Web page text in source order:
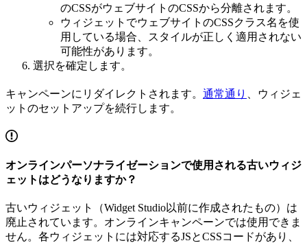
のCSSがウェブサイトのCSSから分離されます。
ウィジェットでウェブサイトのCSSクラス名を使
用している場合、スタイルが正しく適用されない
可能性があります。
選択を確定します。
キャンペーンにリダイレクトされます。 通常通り
、ウィジェ
ットのセットアップを続行します。
オンラインパーソナライゼーションで使用される古いウィジ
ェットはどうなりますか？
古いウィジェット（Widget Studio以前に作成されたもの）は
廃止されています。オンラインキャンペーンでは使用できま
せん。各ウィジェットには対応するJSとCSSコードがあり、